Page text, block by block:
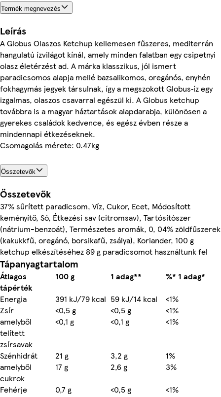
Termék megnevezés
Leírás
A Globus Olaszos Ketchup kellemesen fűszeres, mediterrán
hangulatú ízvilágot kínál, amely minden falatban egy csipetnyi
olasz életérzést ad. A márka klasszikus, jól ismert
paradicsomos alapja mellé bazsalikomos, oregánós, enyhén
fokhagymás jegyek társulnak, így a megszokott Globus‑íz egy
izgalmas, olaszos csavarral egészül ki. A Globus ketchup
továbbra is a magyar háztartások alapdarabja, különösen a
gyerekes családok kedvence, és egész évben része a
mindennapi étkezéseknek.
Csomagolás mérete: 0.47kg
Összetevők
Összetevők
37% sűrített paradicsom, Víz, Cukor, Ecet, Módosított
keményítő, Só, Étkezési sav (citromsav), Tartósítószer
(nátrium-benzoát), Természetes aromák, 0, 04% zöldfűszerek
(kakukkfű, oregánó, borsikafű, zsálya), Koriander, 100 g
ketchup elkészítéséhez 89 g paradicsomot használtunk fel
Tápanyagtartalom
Átlagos
tápérték
100 g 1 adag**
%* 1 adag*
Energia
391 kJ/79 kcal 59 kJ/14 kcal
<1%
Zsír
<0,5 g <0,5 g
<1%
amelyből
telített
zsírsavak
<0,1 g <0,1 g <1%
Szénhidrát 21 g 3,2 g
1%
amelyből
cukrok
17 g 2,6 g
3%
Fehérje
0,7 g <0,5 g
<1%